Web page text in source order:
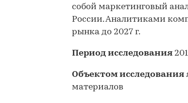
собой маркетинговый
России. Аналитиками
рынка до 2027 г.
Период исследования
Объектом исследования
материалов